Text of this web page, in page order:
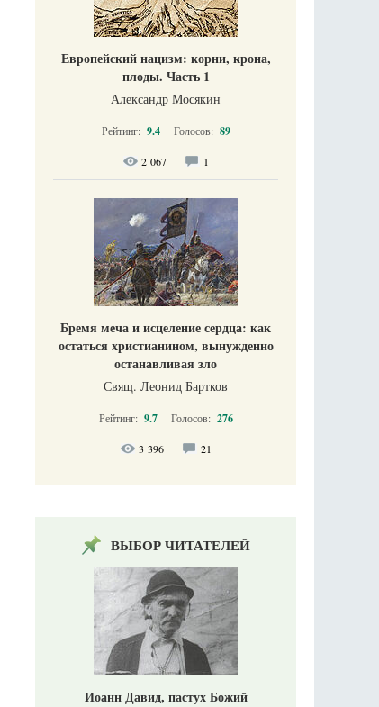
Европейский нацизм: корни, крона,
плоды. Часть 1
Александр Мосякин
Рейтинг: 9.4 Голосов: 89
2 067 1
Бремя меча и исцеление сердца: как
остаться христианином, вынужденно
останавливая зло
Свящ. Леонид Бартков
Рейтинг: 9.7 Голосов: 276
3 396 21
ВЫБОР ЧИТАТЕЛЕЙ
Иоанн Давид, пастух Божий